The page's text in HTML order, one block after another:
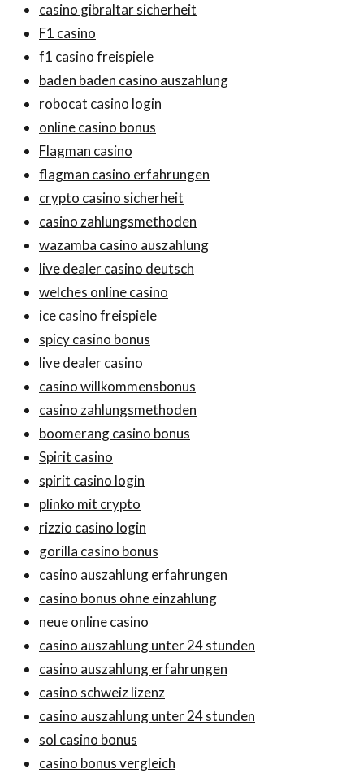
casino gibraltar sicherheit
F1 casino
f1 casino freispiele
baden baden casino auszahlung
robocat casino login
online casino bonus
Flagman casino
flagman casino erfahrungen
crypto casino sicherheit
casino zahlungsmethoden
wazamba casino auszahlung
live dealer casino deutsch
welches online casino
ice casino freispiele
spicy casino bonus
live dealer casino
casino willkommensbonus
casino zahlungsmethoden
boomerang casino bonus
Spirit casino
spirit casino login
plinko mit crypto
rizzio casino login
gorilla casino bonus
casino auszahlung erfahrungen
casino bonus ohne einzahlung
neue online casino
casino auszahlung unter 24 stunden
casino auszahlung erfahrungen
casino schweiz lizenz
casino auszahlung unter 24 stunden
sol casino bonus
casino bonus vergleich